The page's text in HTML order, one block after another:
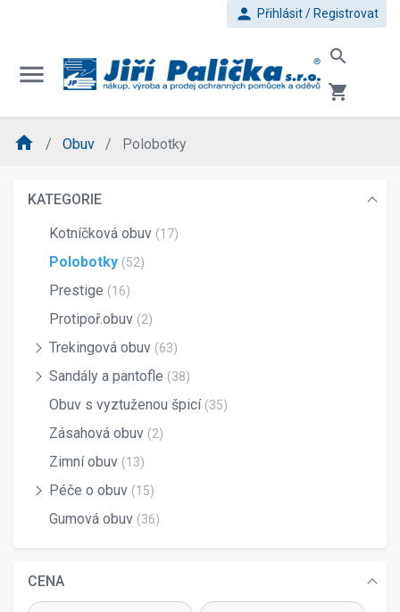
person Přihlásit / Registrovat
menu
search
shopping_cart
home Obuv Polobotky
KATEGORIE
Kotníčková obuv (17)
Polobotky (52)
Prestige (16)
Protipoř.obuv (2)
Trekingová obuv (63)
Sandály a pantofle (38)
Obuv s vyztuženou špicí (35)
Zásahová obuv (2)
Zimní obuv (13)
Péče o obuv (15)
Gumová obuv (36)
CENA